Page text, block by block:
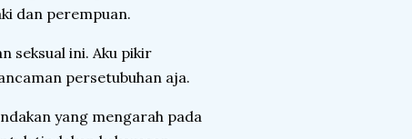
dan perempuan.
seksual ini. Aku pikir
persetubuhan aja.
yang mengarah pada